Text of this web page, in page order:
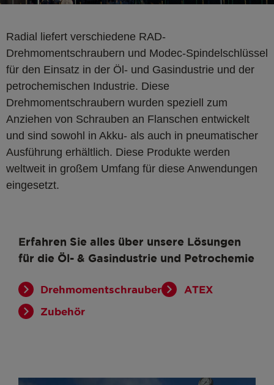
Radial liefert verschiedene RAD-
Drehmomentschraubern und Modec-Spindelschlüssel
für den Einsatz in der Öl- und Gasindustrie und der
petrochemischen Industrie. Diese
Drehmomentschraubern wurden speziell zum
Anziehen von Schrauben an Flanschen entwickelt
und sind sowohl in Akku- als auch in pneumatischer
Ausführung erhältlich. Diese Produkte werden
weltweit in großem Umfang für diese Anwendungen
eingesetzt.
Erfahren Sie alles über unsere Lösungen
für die Öl- & Gasindustrie und Petrochemie
Drehmomentschrauber
ATEX
Zubehör